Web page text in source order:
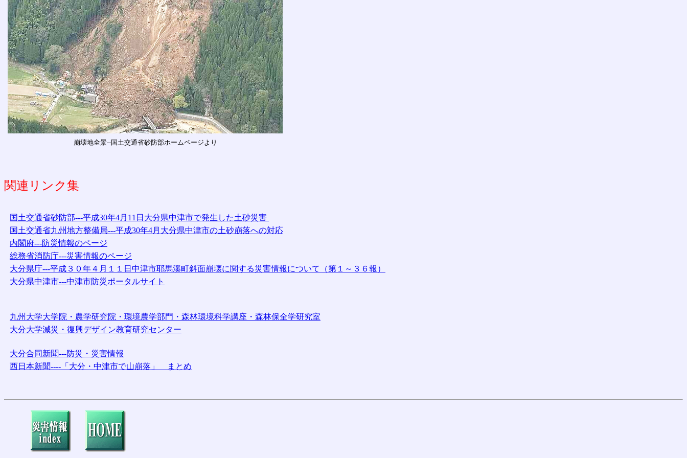
崩壊地全景--国土交通省砂防部ホームページより
関連リンク集
国土交通省砂防部---平成30年4月11日大分県中津市で発生した土砂災害
国土交通省九州地方整備局---平成30年4月大分県中津市の土砂崩落への対応
内閣府---防災情報のページ
総務省消防庁---災害情報のページ
大分県庁---平成３０年４月１１日中津市耶馬溪町斜面崩壊に関する災害情報について（第１～３６報）
大分県中津市---中津市防災ポータルサイト
九州大学大学院・農学研究院・環境農学部門・森林環境科学講座・森林保全学研究室
大分大学減災・復興デザイン教育研究センター
大分合同新聞---防災・災害情報
西日本新聞----「大分・中津市で山崩落」 まとめ